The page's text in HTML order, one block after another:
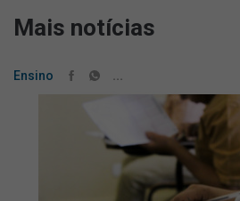
Mais notícias
Ensino